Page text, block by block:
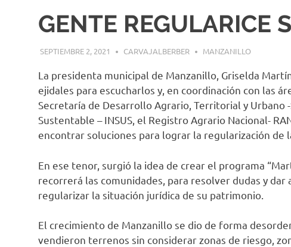
GENTE REGULARICE
SEPTIEMBRE 2, 2021 CARVAJALBERBER MANZANILLO
La presidenta municipal de Manzanillo, Griselda
ejidales para escucharlos y, en coordinación con las
Secretaría de Desarrollo Agrario, Territorial y Urbano
Sustentable – INSUS, el Registro Agrario Nacional-
encontrar soluciones para lograr la regularización de
En ese tenor, surgió la idea de crear el programa
recorrerá las comunidades, para resolver dudas y
regularizar la situación jurídica de su patrimonio.
El crecimiento de Manzanillo se dio de forma
vendieron terrenos sin considerar zonas de riesgo,